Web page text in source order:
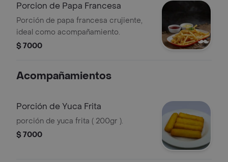
Porcion de Papa Francesa
Porción de papa francesa crujiente,
ideal como acompañamiento.
$ 7000
Acompañamientos
Porción de Yuca Frita
porción de yuca frita ( 200gr ).
$ 7000